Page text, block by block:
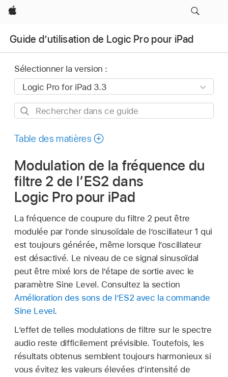
Apple
Guide d’utilisation de Logic Pro pour iPad
Sélectionner la version :
Rechercher
ce
Table des matières
Modulation de la fréquence du
filtre 2 de l’ES2 dans
Logic Pro pour iPad
La fréquence de coupure du filtre 2 peut être
modulée par l’onde sinusoïdale de l’oscillateur 1 qui
est toujours générée, même lorsque l’oscillateur
est désactivé. Le niveau de ce signal sinusoïdal
peut être mixé lors de l’étape de sortie avec le
paramètre Sine Level. Consultez la section
Amélioration des sons de l’ES2 avec la commande
Sine Level.
L’effet de telles modulations de filtre sur le spectre
audio reste difficilement prévisible. Toutefois, les
résultats obtenus semblent toujours harmonieux si
vous évitez les valeurs élevées d’intensité de